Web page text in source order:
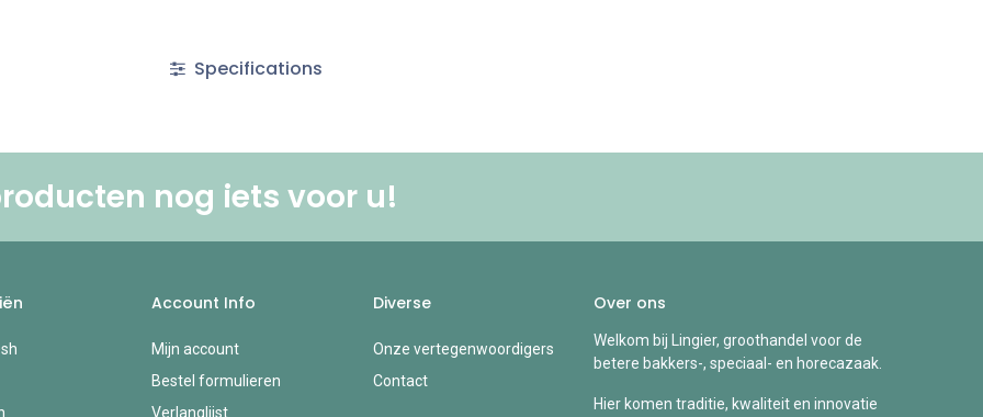
Specifications
nog iets voor u!
Account Info
Mijn account
Bestel formulieren
Verlanglijst
Diverse
Onze vertegenwoordigers
Contact
Over ons
Welkom bij Lingier, groothandel voor de
betere bakkers-, speciaal- en horecazaak.
Hier komen traditie, kwaliteit en innovatie